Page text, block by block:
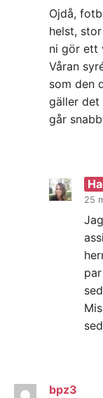
Ojdå,
helst,
ni gör ett
Våran
som den
gäller
går
25
bpz3